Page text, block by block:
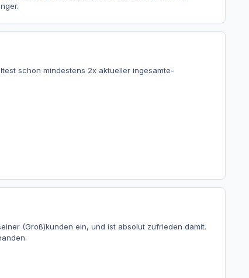
schon mindestens 2x aktueller ingesamte-
(Groß)kunden ein, und ist absolut zufrieden damit.